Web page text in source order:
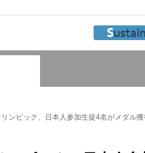
リンピック、日本人参加生徒4名がメダル獲